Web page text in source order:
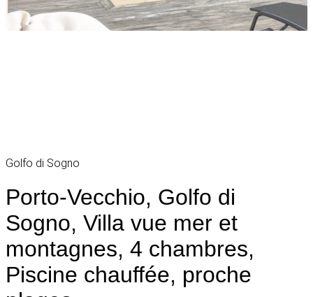
Golfo di Sogno
Porto-Vecchio, Golfo di
Sogno, Villa vue mer et
montagnes, 4 chambres,
Piscine chauffée, proche